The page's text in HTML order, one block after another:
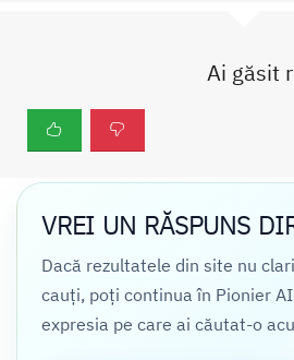
Ai găsit
VREI UN RĂSPUNS
Dacă rezultatele din site nu
cauți, poți continua în Pionier
expresia pe care ai căutat-o